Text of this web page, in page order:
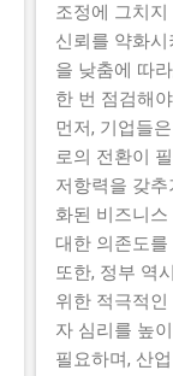
조정에 그치
신뢰를 약화
을 낮춤에 따
한 번 점검해
먼저, 기업들
로의 전환이
저항력을 갖
화된 비즈니
대한 의존도
또한, 정부 역
위한 적극적
자 심리를 높
필요하며, 산